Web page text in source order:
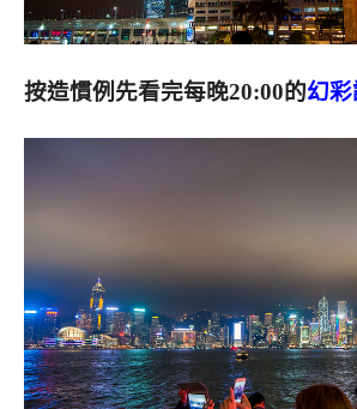
按造慣例先看完每晚20:00的幻